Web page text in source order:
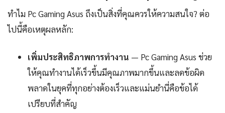
ทำไม Pc Gaming Asus ถึงเป็นสิ่งที่คุณควรให้ความสนใจ? ต่อ
ไปนี้คือเหตุผลหลัก:
เพิ่มประสิทธิภาพการทำงาน — Pc Gaming Asus ช่วย
ให้คุณทำงานได้เร็วขึ้นมีคุณภาพมากขึ้นและลดข้อผิด
พลาดในยุคที่ทุกอย่างต้องเร็วและแม่นยำนี่คือข้อได้
เปรียบที่สำคัญ